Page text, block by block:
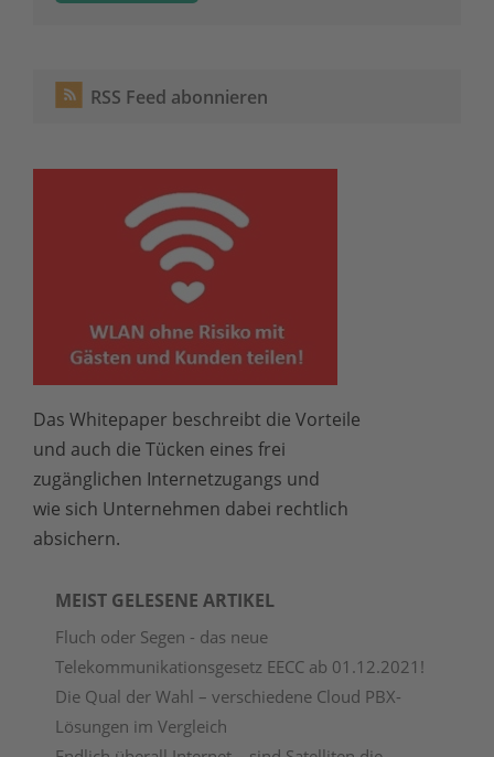
RSS Feed abonnieren
Das Whitepaper beschreibt die Vorteile
und auch die Tücken eines frei
zugänglichen Internetzugangs und
wie sich Unternehmen dabei rechtlich
absichern.
MEIST GELESENE ARTIKEL
Fluch oder Segen - das neue
Telekommunikationsgesetz EECC ab 01.12.2021!
Die Qual der Wahl – verschiedene Cloud PBX-
Lösungen im Vergleich